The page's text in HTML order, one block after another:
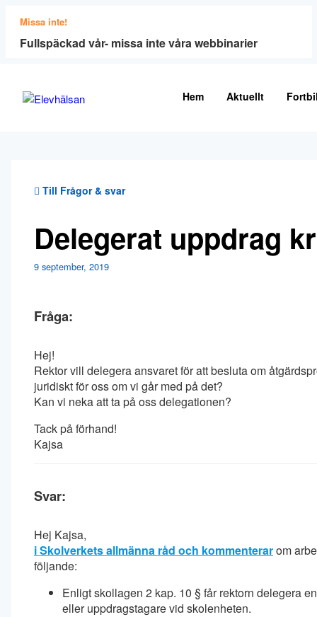
Missa inte!
Fullspäckad vår- missa inte våra webbinarier
Hem Aktuellt
Till Frågor & svar
Delegerat uppdrag
9 september, 2019
Fråga:
Hej!
Rektor vill delegera ansvaret för att besluta om
juridiskt för oss om vi går med på det?
Kan vi neka att ta på oss delegationen?
Tack på förhand!
Kajsa
Svar:
Hej Kajsa,
iSkolverkets allmänna råd och kommenterarom
följande:
Enligt skollagen 2 kap. 10 § får rektorn delegera
eller uppdragstagare vid skolenheten.